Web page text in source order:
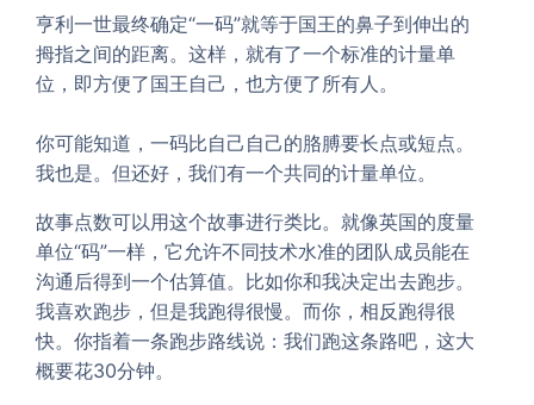
亨利一世最终确定“一码”就等于国王的鼻子到伸出的
拇指之间的距离。这样，就有了一个标准的计量单
位，即方便了国王自己，也方便了所有人。
你可能知道，一码比自己自己的胳膊要长点或短点。
我也是。但还好，我们有一个共同的计量单位。
故事点数可以用这个故事进行类比。就像英国的度量
单位“码”一样，它允许不同技术水准的团队成员能在
沟通后得到一个估算值。比如你和我决定出去跑步。
我喜欢跑步，但是我跑得很慢。而你，相反跑得很
快。你指着一条跑步路线说：我们跑这条路吧，这大
概要花30分钟。